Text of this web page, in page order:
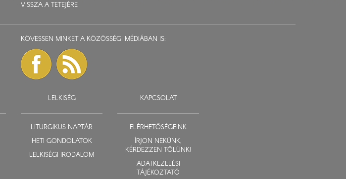
VISSZA A TETEJÉRE
KÖVESSEN MINKET A KÖZÖSSÉGI MÉDIÁBAN IS:
LELKISÉG
LITURGIKUS NAPTÁR
HETI GONDOLATOK
LELKISÉGI IRODALOM
KAPCSOLAT
ELÉRHETŐSÉGEINK
ÍRJON NEKÜNK,
KÉRDEZZEN TŐLÜNK!
ADATKEZELÉSI
TÁJÉKOZTATÓ